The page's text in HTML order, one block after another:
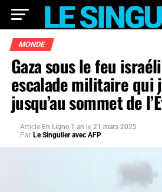
MONDE
Gaza sous le feu
escalade militaire qui
jusqu’au sommet de
Article En Ligne 1 an le 21 mars 2025
Par Le Singulier avec AFP